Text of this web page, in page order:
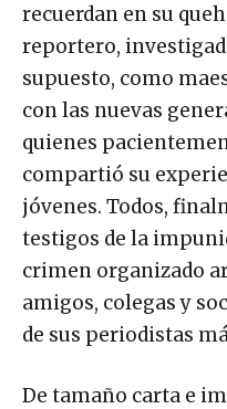
recuerdan en su
reportero,
supuesto, como
con las nuevas
quienes
compartió su
jóvenes. Todos,
testigos de la
crimen organizado
amigos, colegas y
de sus periodistas
De tamaño carta e